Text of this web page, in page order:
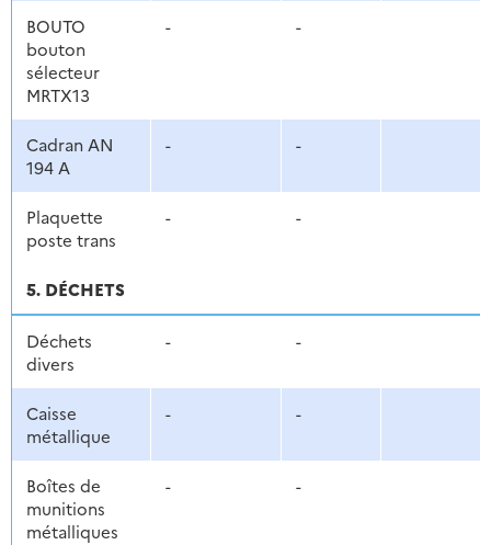
BOUTO
bouton
sélecteur
MRTX13
- -
Cadran AN
194 A
- -
Plaquette
poste trans
- -
5. DÉCHETS
Déchets
divers
- -
Caisse
métallique
- -
Boîtes de
munitions
métalliques
- -